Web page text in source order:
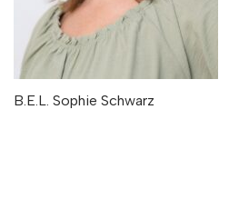
B.E.L. Sophie Schwarz